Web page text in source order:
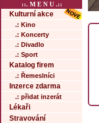
::. M E N U .::
Kulturní akce
.: Kino
.: Koncerty
.: Divadlo
.: Sport
Katalog firem
.: Řemeslníci
Inzerce zdarma
.: přidat inzerát
Lékaři
Stravování